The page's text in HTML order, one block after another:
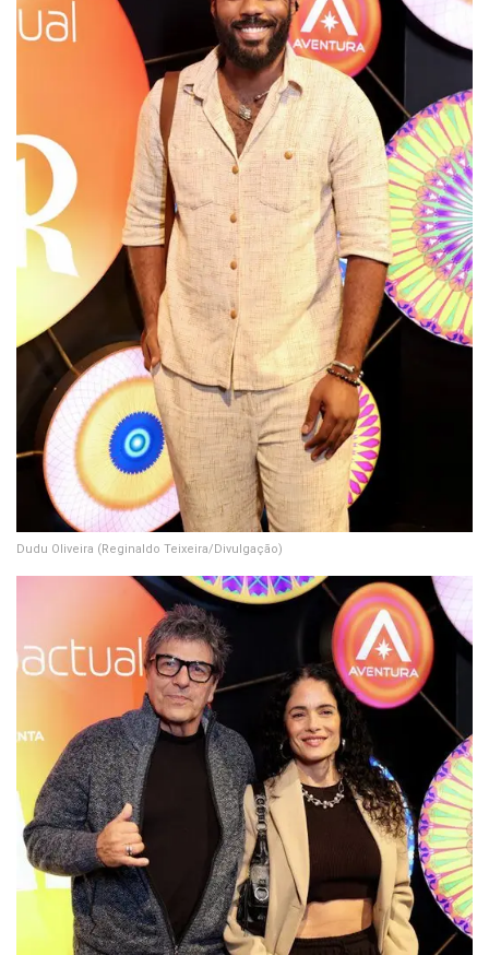
Dudu Oliveira (Reginaldo Teixeira/Divulgação)